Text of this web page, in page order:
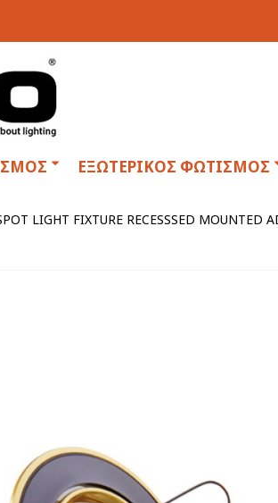
ΕΞΩΤΕΡΙΚΟΣ ΦΩΤΙΣΜΟΣ
LIGHT FIXTURE RECESSSED MOUNTED